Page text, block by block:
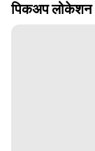
पिकअप लोकेशन